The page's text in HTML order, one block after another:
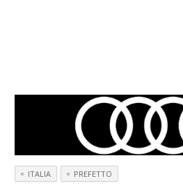
ITALIA PREFETTO